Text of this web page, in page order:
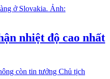
nhiệt độ cao nhất